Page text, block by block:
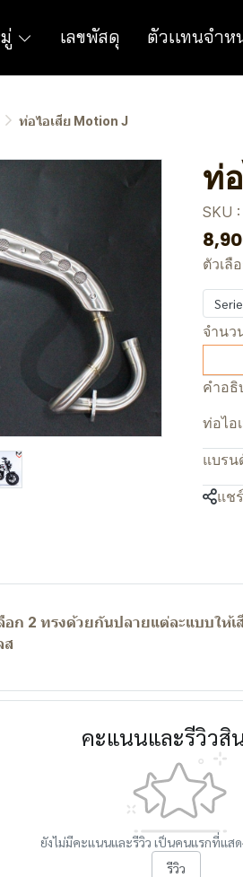
เลขพัสดุ ตัวเเทนจำห
ท่อไอเสีย Motion J
ท่
SKU :
ตัวเลื
จำนว
คำอธิ
ท่อไอ
แบรน
แชร์
อก 2 ทรงด้วยกันปลายแต่ละแบบ
ส
คะแนนและรีวิวสิ
ยังไม่มีคะแนนและรีวิว เป็นคนแรกที่แส
รีวิว